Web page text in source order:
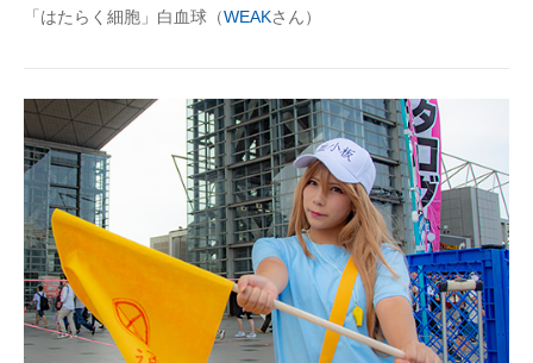
「はたらく細胞」白血球（WEAKさん）